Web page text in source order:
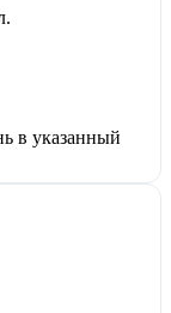
в указанный